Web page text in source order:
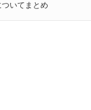
いてまとめ